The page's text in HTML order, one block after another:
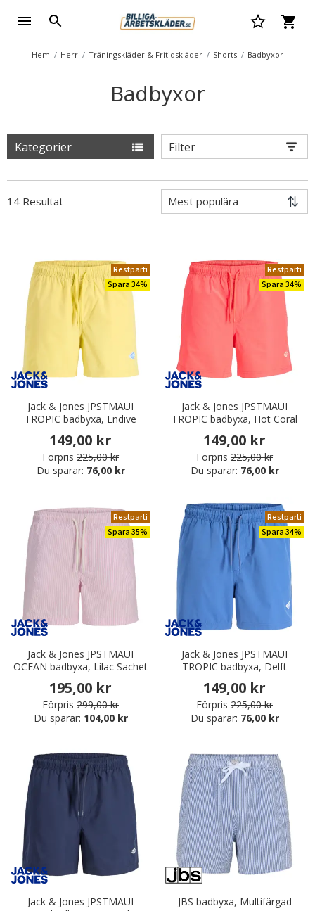
Hem Herr Träningskläder & Fritidskläder Shorts Badbyxor
Badbyxor
Kategorier Filter
14 Resultat
Restparti
Spara 34%
Jack & Jones JPSTMAUI
TROPIC badbyxa, Endive
149,00 kr
Förpris 225,00 kr
Du sparar: 76,00 kr
Restparti
Spara 34%
Jack & Jones JPSTMAUI
TROPIC badbyxa, Hot Coral
149,00 kr
Förpris 225,00 kr
Du sparar: 76,00 kr
Restparti
Spara 35%
Jack & Jones JPSTMAUI
OCEAN badbyxa, Lilac Sachet
195,00 kr
Förpris 299,00 kr
Du sparar: 104,00 kr
Restparti
Spara 34%
Jack & Jones JPSTMAUI
TROPIC badbyxa, Delft
149,00 kr
Förpris 225,00 kr
Du sparar: 76,00 kr
Jack & Jones JPSTMAUI
JBS badbyxa, Multifärgad